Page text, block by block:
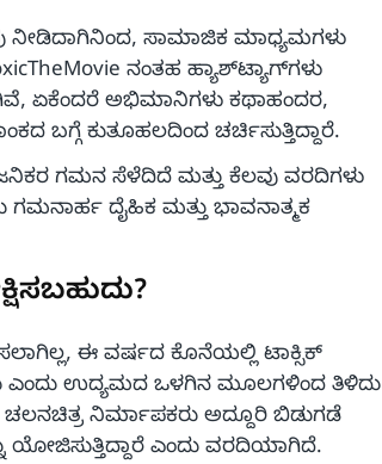
ನೀಡಿದಾಗಿನಿಂದ, ಸಾಮಾಜಿಕ ಮಾಧ್ಯಮಗಳು
ನಂತಹ ಹ್ಯಾಶ್‌ಟ್ಯಾಗ್‌ಗಳು
ಏಕೆಂದರೆ ಅಭಿಮಾನಿಗಳು ಕಥಾಹಂದರ,
ಬಗ್ಗೆ ಕುತೂಹಲದಿಂದ ಚರ್ಚಿಸುತ್ತಿದ್ದಾರೆ.
ಗಮನ ಸೆಳೆದಿದೆ ಮತ್ತು ಕೆಲವು ವರದಿಗಳು
ಗಮನಾರ್ಹ ದೈಹಿಕ ಮತ್ತು ಭಾವನಾತ್ಮಕ
ಈ ವರ್ಷದ ಕೊನೆಯಲ್ಲಿ ಟಾಕ್ಸಿಕ್
ಎಂದು ಉದ್ಯಮದ ಒಳಗಿನ ಮೂಲಗಳಿಂದ ತಿಳಿದು
ನಿರ್ಮಾಪಕರು ಅದ್ದೂರಿ ಬಿಡುಗಡೆ
ಯೋಜಿಸುತ್ತಿದ್ದಾರೆ ಎಂದು ವರದಿಯಾಗಿದೆ.